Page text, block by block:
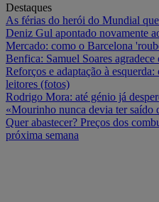
Destaques
As férias do herói do Mundial
Deniz Gul apontado novamente
Mercado: como o Barcelona
Benfica: Samuel Soares
Reforços e adaptação à
leitores (fotos)
Rodrigo Mora: até génio já
«Mourinho nunca devia ter saído
Quer abastecer? Preços dos
próxima semana